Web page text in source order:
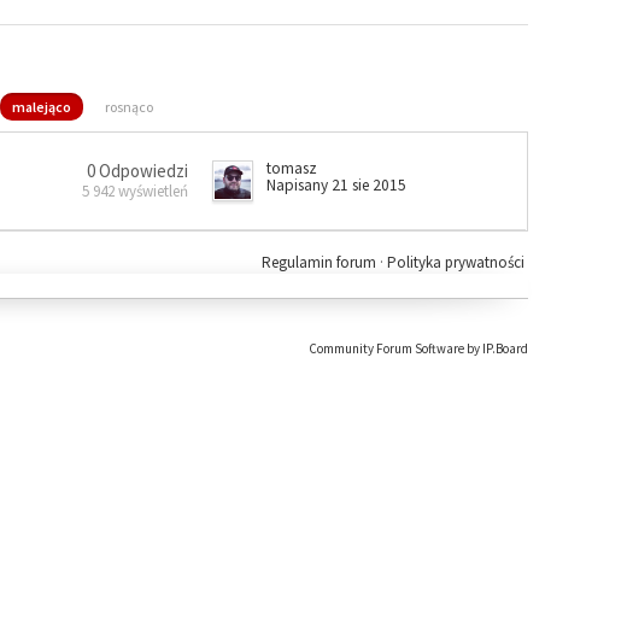
malejąco rosnąco
0 Odpowiedzi
5 942 wyświetleń
tomasz
Napisany 21 sie 2015
Polityka prywatności
Regulamin forum ·
Community Forum Software by IP.Board